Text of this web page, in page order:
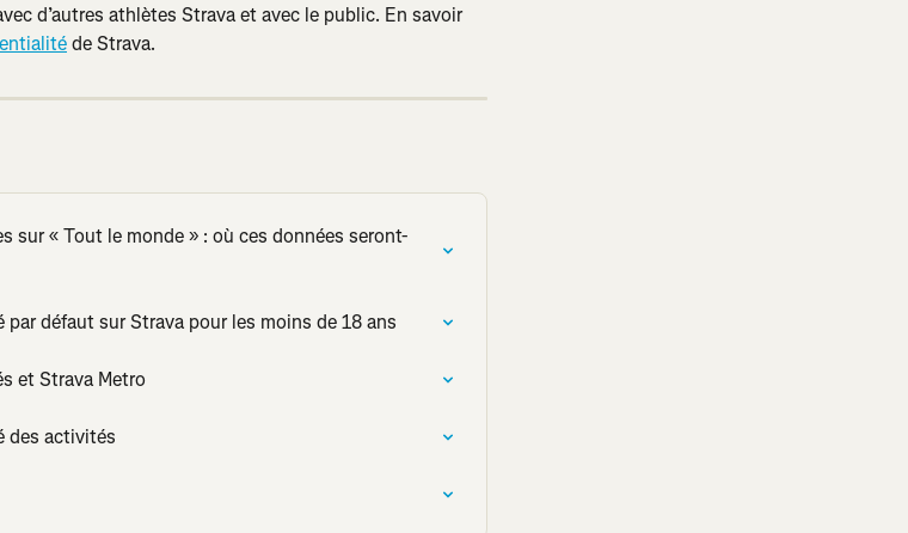
d’autres athlètes Strava et avec le public. En savoir
de Strava.
sur « Tout le monde » : où ces données seront-
défaut sur Strava pour les moins de 18 ans
et Strava Metro
des activités